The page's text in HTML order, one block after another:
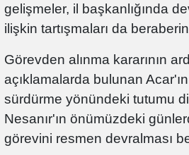
gelişmeler, il başkanlığında
ilişkin tartışmaları da
Görevden alınma kararının
açıklamalarda bulunan
sürdürme yönündeki tutumu
Nesanır'ın önümüzdeki
görevini resmen devralması